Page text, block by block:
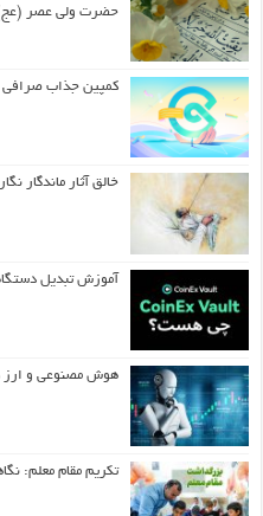
حضرت ولی عصر
کمپین جذاب صرافی
خالق آثار ماندگار
آموزش تبدیل
هوش مصنوعی و ارز
تکریم مقام معلم: